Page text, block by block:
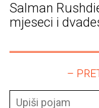
Salman
mjeseci i
–